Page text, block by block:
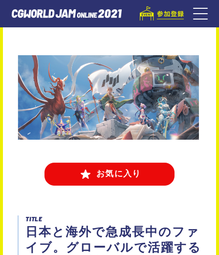
お気に入り
TITLE
日本と海外で急成長中のファ
イブ。グローバルで活躍する